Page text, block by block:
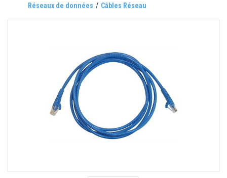
Réseaux de données Câbles Réseau